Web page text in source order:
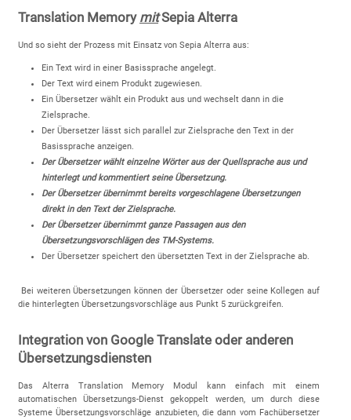
Translation Memory mitSepia Alterra
Und so sieht der Prozess mit Einsatz von Sepia Alterra aus:
Ein Text wird in einer Basissprache angelegt.
Der Text wird einem Produkt zugewiesen.
Ein Übersetzer wählt ein Produkt aus und wechselt dann in die
Zielsprache.
Der Übersetzer lässt sich parallel zur Zielsprache den Text in der
Basissprache anzeigen.
Der Übersetzer wählt einzelne Wörter aus der Quellsprache aus und
hinterlegt und kommentiert seine Übersetzung.
Der Übersetzer übernimmt bereits vorgeschlagene Übersetzungen
direkt in den Text der Zielsprache.
Der Übersetzer übernimmt ganze Passagen aus den
Übersetzungsvorschlägen des TM-Systems.
Der Übersetzer speichert den übersetzten Text in der Zielsprache ab.
Bei weiteren Übersetzungen können der Übersetzer oder seine Kollegen auf
die hinterlegten Übersetzungsvorschläge aus Punkt 5 zurückgreifen.
Integration von Google Translate oder anderen
Übersetzungsdiensten
Das Alterra Translation Memory Modul kann einfach mit einem
automatischen Übersetzungs-Dienst gekoppelt werden, um durch diese
Systeme Übersetzungsvorschläge anzubieten, die dann vom Fachübersetzer